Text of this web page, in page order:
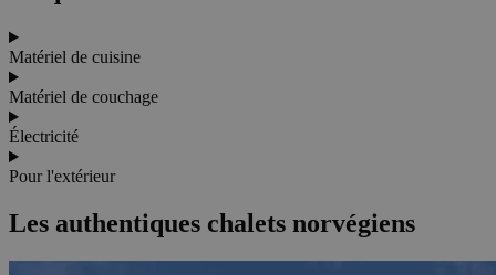
Matériel de cuisine
Matériel de couchage
Électricité
Pour l'extérieur
Les authentiques chalets norvégiens